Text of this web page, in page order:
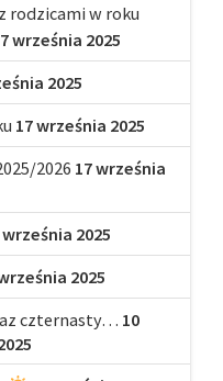
rodzicami w roku
września 2025
2025
17 września 2025
2026 17 września
września 2025
2025
czternasty… 10